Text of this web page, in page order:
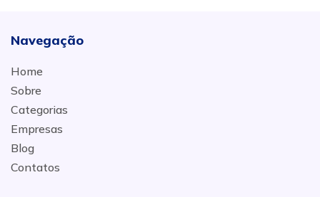
Navegação
Home
Sobre
Categorias
Empresas
Blog
Contatos